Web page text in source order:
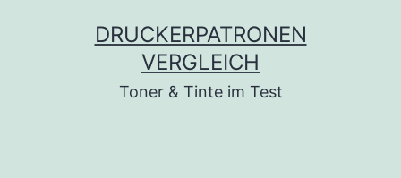
DRUCKERPATRONEN
VERGLEICH
Toner & Tinte im Test